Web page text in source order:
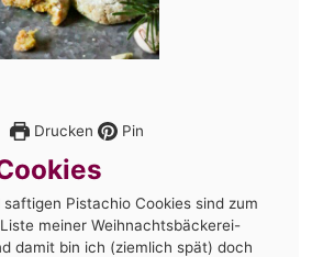
Drucken Pin
Pistachio Cookies sind zum
meiner Weihnachtsbäckerei-
damit bin ich (ziemlich spät) doch